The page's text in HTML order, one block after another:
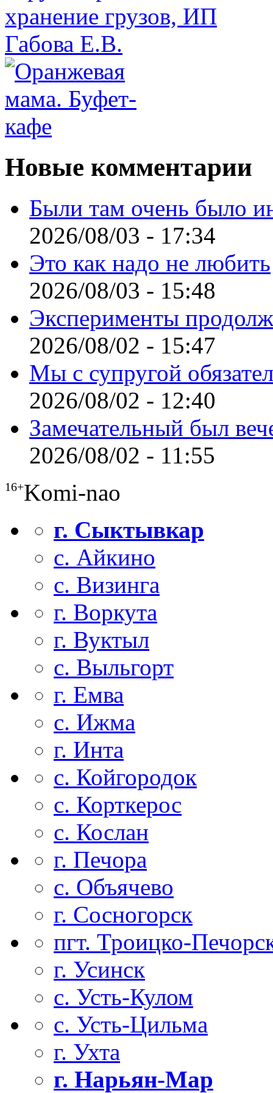
Новые комментарии
Были там очень было
2026/08/03 - 17:34
Это как надо не любить
2026/08/03 - 15:48
Эксперименты
2026/08/02 - 15:47
Мы с супругой
2026/08/02 - 12:40
Замечательный был
2026/08/02 - 11:55
16+Komi-nao
г. Сыктывкар
с. Айкино
с. Визинга
г. Воркута
г. Вуктыл
с. Выльгорт
г. Емва
с. Ижма
г. Инта
с. Койгородок
с. Корткерос
с. Кослан
г. Печора
с. Объячево
г. Сосногорск
пгт. Троицко-
г. Усинск
с. Усть-Кулом
с. Усть-Цильма
г. Ухта
г. Нарьян-Мар